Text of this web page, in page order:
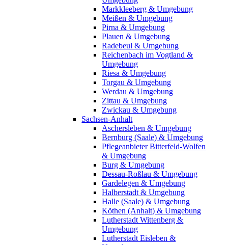
Markkleeberg & Umgebung
Meißen & Umgebung
Pirna & Umgebung
Plauen & Umgebung
Radebeul & Umgebung
Reichenbach im Vogtland &
Umgebung
Riesa & Umgebung
Torgau & Umgebung
Werdau & Umgebung
Zittau & Umgebung
Zwickau & Umgebung
Sachsen-Anhalt
Aschersleben & Umgebung
Bernburg (Saale) & Umgebung
Pflegeanbieter Bitterfeld-Wolfen
& Umgebung
Burg & Umgebung
Dessau-Roßlau & Umgebung
Gardelegen & Umgebung
Halberstadt & Umgebung
Halle (Saale) & Umgebung
Köthen (Anhalt) & Umgebung
Lutherstadt Wittenberg &
Umgebung
Lutherstadt Eisleben &